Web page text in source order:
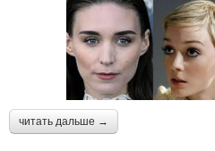
читать дальше →